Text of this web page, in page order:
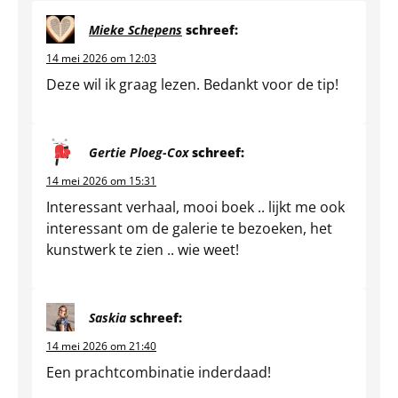
Mieke Schepens schreef:
14 mei 2026 om 12:03
Deze wil ik graag lezen. Bedankt voor de tip!
Gertie Ploeg-Cox schreef:
14 mei 2026 om 15:31
Interessant verhaal, mooi boek .. lijkt me ook
interessant om de galerie te bezoeken, het
kunstwerk te zien .. wie weet!
Saskia schreef:
14 mei 2026 om 21:40
Een prachtcombinatie inderdaad!